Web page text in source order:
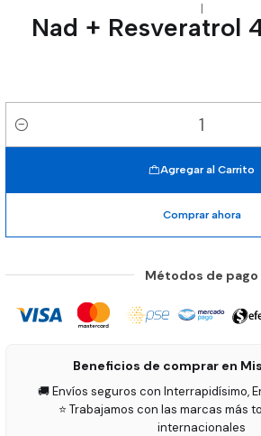
|
Nad + Resveratrol
Cantidad
Agregar al Carrito
Comprar ahora
Métodos de pago
Beneficios de comprar en
🚚 Envíos seguros con Interrapidísimo,
⭐ Trabajamos con las marcas más
internacionales